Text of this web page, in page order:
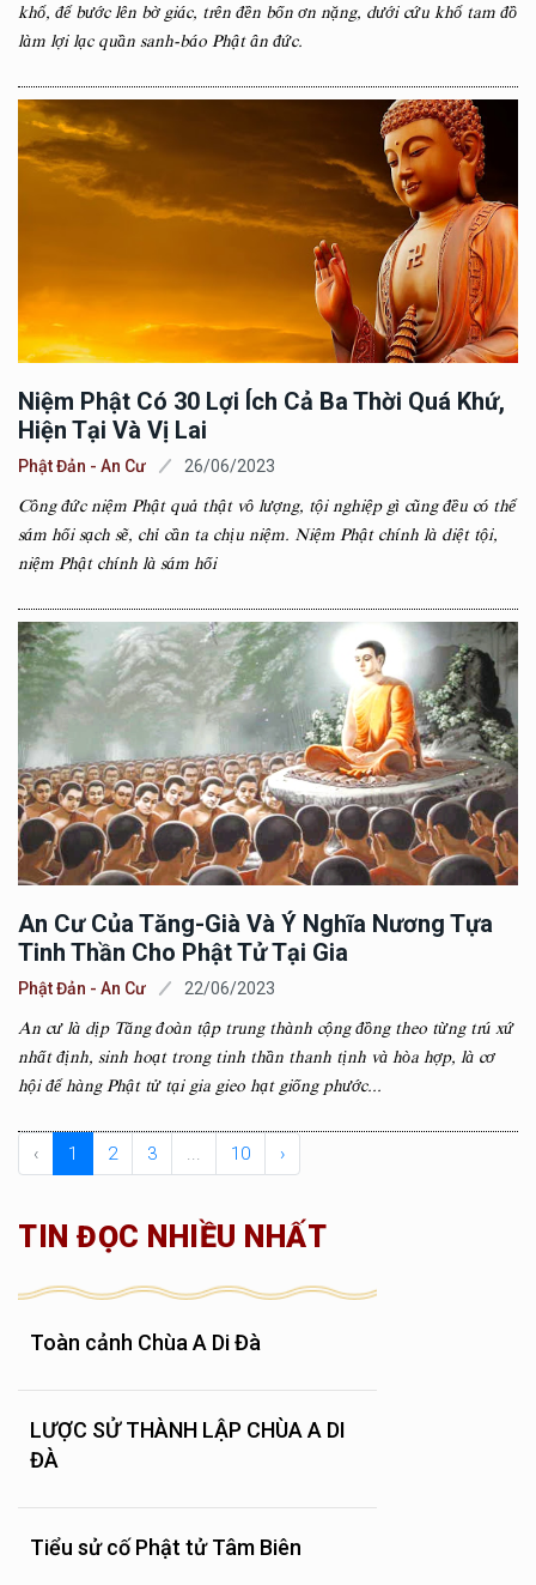
khổ, để bước lên bờ giác, trên đền bốn ơn nặng, dưới cứu khổ tam đồ
làm lợi lạc quần sanh-báo Phật ân đức.
Niệm Phật Có 30 Lợi Ích Cả Ba Thời Quá Khứ,
Hiện Tại Và Vị Lai
Phật Đản - An Cư 26/06/2023
Công đức niệm Phật quả thật vô lượng, tội nghiệp gì cũng đều có thể
sám hối sạch sẽ, chỉ cần ta chịu niệm. Niệm Phật chính là diệt tội,
niệm Phật chính là sám hối
An Cư Của Tăng-Già Và Ý Nghĩa Nương Tựa
Tinh Thần Cho Phật Tử Tại Gia
Phật Đản - An Cư 22/06/2023
An cư là dịp Tăng đoàn tập trung thành cộng đồng theo từng trú xứ
nhất định, sinh hoạt trong tinh thần thanh tịnh và hòa hợp, là cơ
hội để hàng Phật tử tại gia gieo hạt giống phước...
‹ 1 2 3 ... 10 ›
TIN ĐỌC NHIỀU NHẤT
Toàn cảnh Chùa A Di Đà
LƯỢC SỬ THÀNH LẬP CHÙA A DI
ĐÀ
Tiểu sử cố Phật tử Tâm Biên